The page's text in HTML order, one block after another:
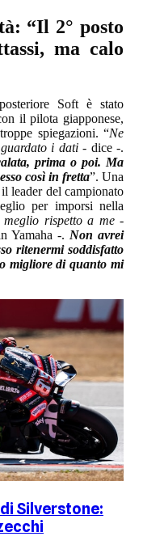
“Il 2° posto
ma calo
Soft è stato
il pilota giapponese,
spiegazioni. “Ne
i dati- dice -.
prima o poi. Ma
così in fretta”. Una
leader del campionato
per imporsi nella
rispetto a me-
Yamaha -.Non avrei
ritenermi soddisfatto
migliore di quanto mi
Silverstone: